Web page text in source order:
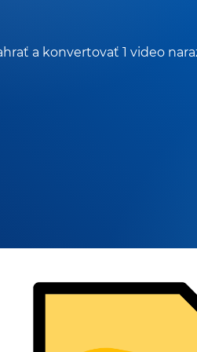
a konvertovať 1 video